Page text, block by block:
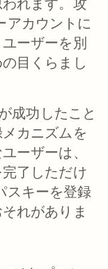
アカウントに
ーザーを別
目くらまし
成功したこと
カニズムを
ーザーは、
了しただけ
スキーを登録
れがありま